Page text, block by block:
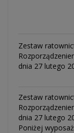
Zestaw
dnia 27 lutego
Zestaw
dnia 27 lutego
Poniżej